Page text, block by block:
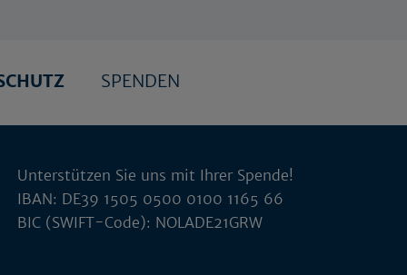
SPENDEN
Unterstützen Sie uns mit Ihrer Spende!
IBAN: DE39 1505 0500 0100 1165 66
BIC (SWIFT-Code): NOLADE21GRW